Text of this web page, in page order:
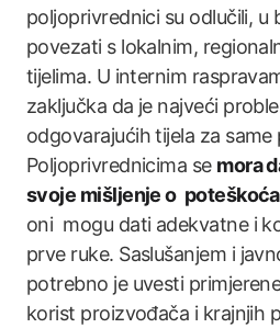
poljoprivrednici su odlučili, u
povezati s lokalnim,
tijelima. U internim
zaključka da je najveći
odgovarajućih tijela za
Poljoprivrednicima se mora
svoje mišljenje o
oni mogu dati adekvatne i
prve ruke. Saslušanjem i
potrebno je uvesti
korist proizvođača i krajnjih